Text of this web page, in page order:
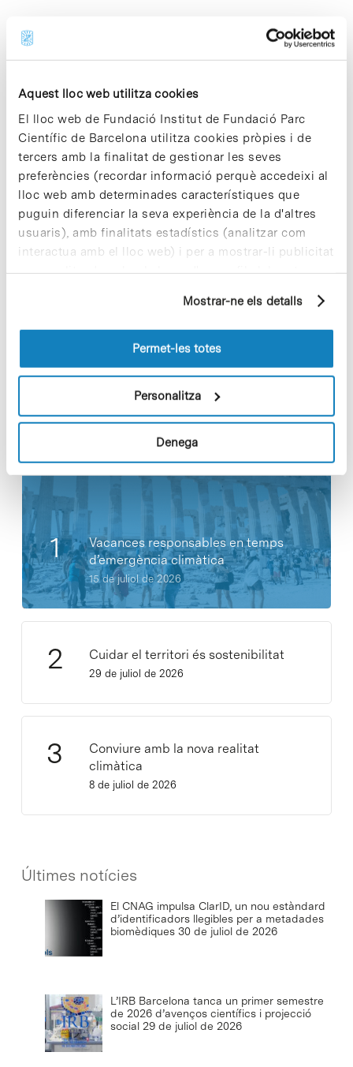
Aquest lloc web utilitza cookies
El lloc web de Fundació Institut de Fundació Parc
Científic de Barcelona utilitza cookies pròpies i de
tercers amb la finalitat de gestionar les seves
preferències (recordar informació perquè accedeixi al
lloc web amb determinades característiques que
puguin diferenciar la seva experiència de la d'altres
usuaris), amb finalitats estadístics (analitzar com
interactua amb el lloc web) i per a mostrar-li publicitat
personalitzada sobre la base d'un perfil elaborat a
pàgines visitades). Per a obtenir més informació sobre
les cookies pot consultar laPolítica de cookiesdel
Mostrar-ne els detalls
Permet-les totes
Personalitza
Denega
tumor identifiquem la immensa majoria dels
ells a qui beneficiaria l’ús de radioteràpia o
quimioteràpia. Això permetria destriar molt més
finament a quins pacients cal tractar i fer
seguiment», assegura l’investigador.
A més, els científics demostren que les cèl·lules
tumorals es comuniquen amb l’estroma a través
de la molècula TGF-beta i que interferint en
aquesta comunicació es pot prevenir la formació
de metàstasi en els pacients.
Share Share
Notícies més vistes
Vacances responsables en temps
d’emergència climàtica
15 de juliol de 2026
Cuidar el territori és sostenibilitat
29 de juliol de 2026
Conviure amb la nova realitat
climàtica
8 de juliol de 2026
Últimes notícies
El CNAG impulsa ClarID, un nou estàndard
d’identificadors llegibles per a metadades
biomèdiques 30 de juliol de 2026
L’IRB Barcelona tanca un primer semestre
de 2026 d’avenços científics i projecció
social 29 de juliol de 2026